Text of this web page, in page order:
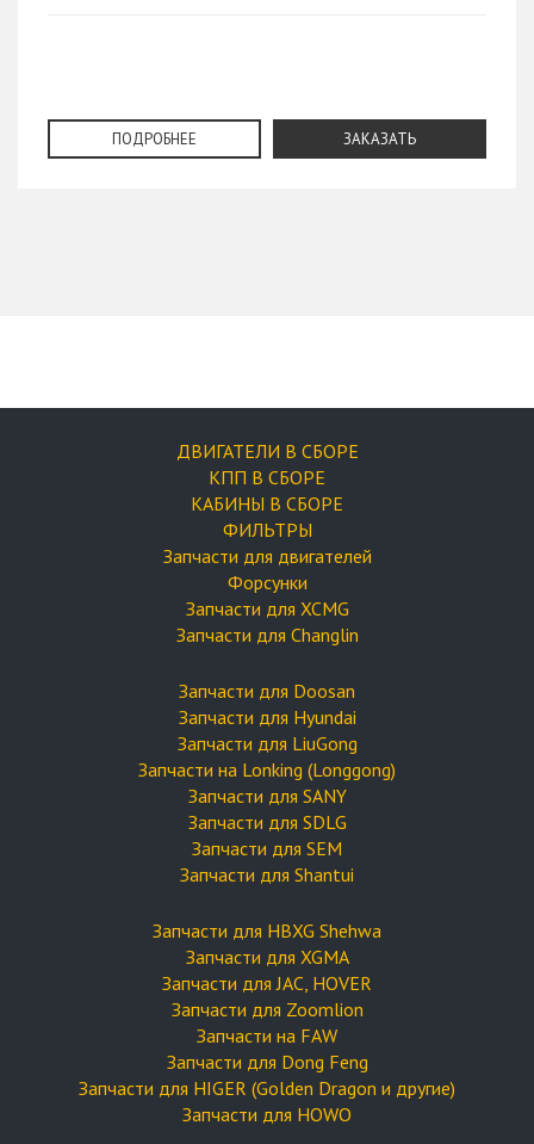
ПОДРОБНЕЕ ЗАКАЗАТЬ
ДВИГАТЕЛИ В СБОРЕ
КПП В СБОРЕ
КАБИНЫ В СБОРЕ
ФИЛЬТРЫ
Запчасти для двигателей
Форсунки
Запчасти для XCMG
Запчасти для Changlin
Запчасти для Doosan
Запчасти для Hyundai
Запчасти для LiuGong
Запчасти на Lonking (Longgong)
Запчасти для SANY
Запчасти для SDLG
Запчасти для SEM
Запчасти для Shantui
Запчасти для HBXG Shehwa
Запчасти для XGMA
Запчасти для JAC, HOVER
Запчасти для Zoomlion
Запчасти на FAW
Запчасти для Dong Feng
Запчасти для HIGER (Golden Dragon и другие)
Запчасти для HOWO